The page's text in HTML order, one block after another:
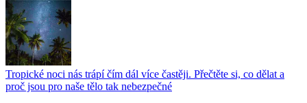
Tropické noci nás trápí čím dál více častěji. Přečtěte si, co dělat a
proč jsou pro naše tělo tak nebezpečné